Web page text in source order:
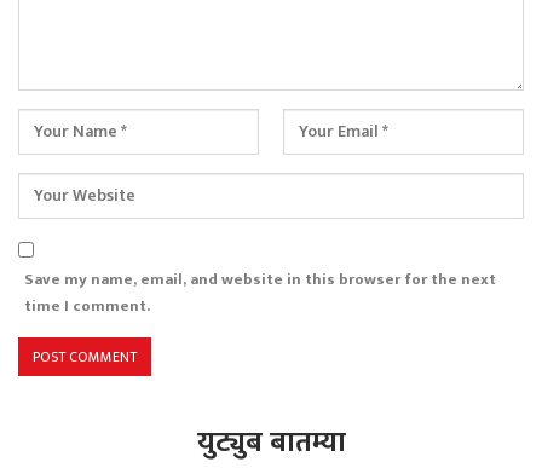
Save my name, email, and website in this browser for the next
time I comment.
युट्युब बातम्या